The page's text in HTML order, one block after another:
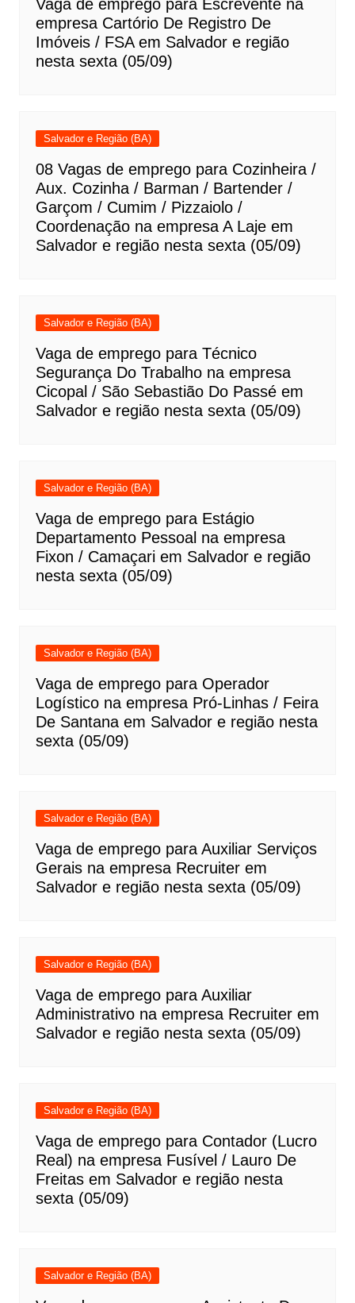
Vaga de emprego para Escrevente na
empresa Cartório De Registro De
Imóveis / FSA em Salvador e região
nesta sexta (05/09)
Salvador e Região (BA)
08 Vagas de emprego para Cozinheira /
Aux. Cozinha / Barman / Bartender /
Garçom / Cumim / Pizzaiolo /
Coordenação na empresa A Laje em
Salvador e região nesta sexta (05/09)
Salvador e Região (BA)
Vaga de emprego para Técnico
Segurança Do Trabalho na empresa
Cicopal / São Sebastião Do Passé em
Salvador e região nesta sexta (05/09)
Salvador e Região (BA)
Vaga de emprego para Estágio
Departamento Pessoal na empresa
Fixon / Camaçari em Salvador e região
nesta sexta (05/09)
Salvador e Região (BA)
Vaga de emprego para Operador
Logístico na empresa Pró-Linhas / Feira
De Santana em Salvador e região nesta
sexta (05/09)
Salvador e Região (BA)
Vaga de emprego para Auxiliar Serviços
Gerais na empresa Recruiter em
Salvador e região nesta sexta (05/09)
Salvador e Região (BA)
Vaga de emprego para Auxiliar
Administrativo na empresa Recruiter em
Salvador e região nesta sexta (05/09)
Salvador e Região (BA)
Vaga de emprego para Contador (Lucro
Real) na empresa Fusível / Lauro De
Freitas em Salvador e região nesta
sexta (05/09)
Salvador e Região (BA)